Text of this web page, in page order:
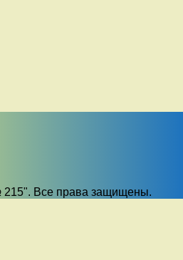
Все права защищены.